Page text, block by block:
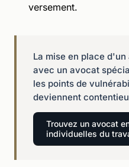
versement.
La mise en place
avec un avocat
les points de
deviennent
Trouvez un avocat
individuelles du